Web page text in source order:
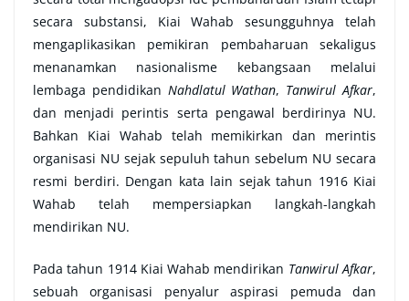
secara substansi, Kiai Wahab sesungguhnya telah
mengaplikasikan pemikiran pembaharuan sekaligus
menanamkan nasionalisme kebangsaan melalui
lembaga pendidikan Nahdlatul Wathan, Tanwirul Afkar,
dan menjadi perintis serta pengawal berdirinya NU.
Bahkan Kiai Wahab telah memikirkan dan merintis
organisasi NU sejak sepuluh tahun sebelum NU secara
resmi berdiri. Dengan kata lain sejak tahun 1916 Kiai
Wahab telah mempersiapkan langkah-langkah
mendirikan NU.
Pada tahun 1914 Kiai Wahab mendirikan Tanwirul Afkar,
sebuah organisasi penyalur aspirasi pemuda dan